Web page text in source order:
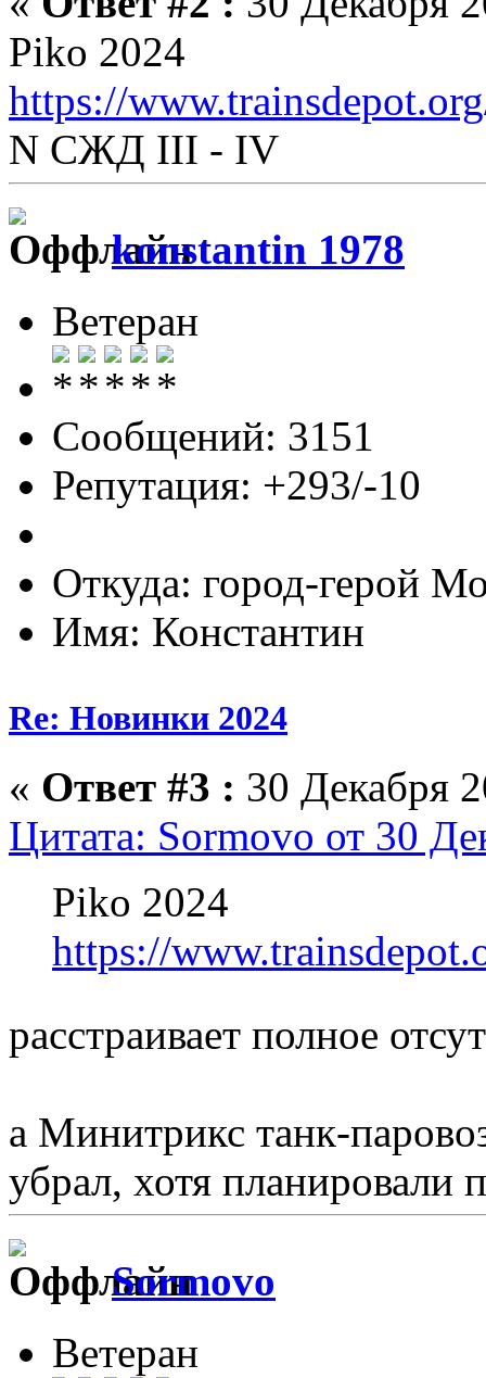
Piko 2024
https://
N СЖД III - IV
konstantin 1978
Ветеран
Сообщений: 3151
Репутация: +293/-10
Откуда: город-герой
Имя: Константин
Re: Новинки 2024
« Ответ #3 : 30 Декабря
Цитата: Sormovo от 30
Piko 2024
https://
расстраивает полное
а Минитрикс танк-
убрал, хотя планировали
Sormovo
Ветеран